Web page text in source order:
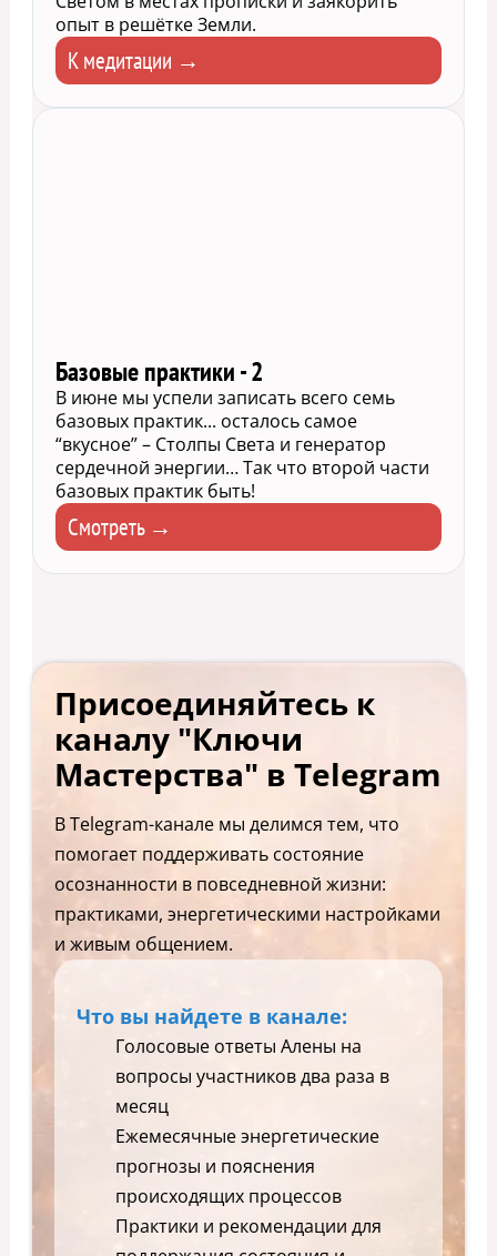
опыт в решётке Земли.
К медитации →
Базовые практики - 2
В июне мы успели записать всего семь
базовых практик... осталось самое
“вкусное” – Столпы Света и генератор
сердечной энергии… Так что второй части
базовых практик быть!
Смотреть →
Присоединяйтесь к
каналу "Ключи
Мастерства" в Telegram
В Telegram-канале мы делимся тем, что
помогает поддерживать состояние
осознанности в повседневной жизни:
практиками, энергетическими настройками
и живым общением.
Что вы найдете в канале:
Голосовые ответы Алены на
вопросы участников два раза в
месяц
Ежемесячные энергетические
прогнозы и пояснения
происходящих процессов
Практики и рекомендации для